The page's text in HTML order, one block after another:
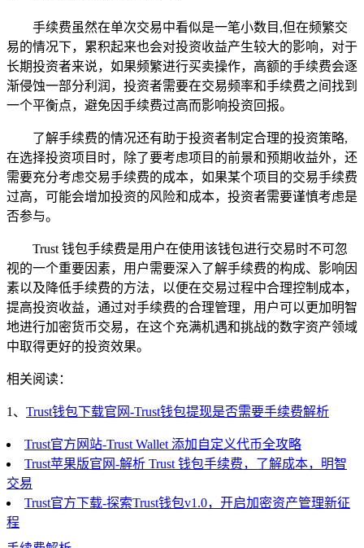
手续费虽然在单次交易中看似是一笔小数目,但在频繁交
易的情况下，累积起来也会对投资收益产生较大的影响，对于
长期投资者来说，如果频繁进行买卖操作，高额的手续费会逐
渐侵蚀一部分利润，投资者需要在交易频率和手续费之间找到
一个平衡点，避免因手续费过高而影响投资回报。
了解手续费的情况还有助于投资者制定合理的投资策略,
在选择投资项目时，除了要考虑项目的前景和预期收益外，还
需要充分考虑交易手续费的成本，如果某个项目的交易手续费
过高，可能会增加投资的风险和成本，投资者需要谨慎考虑是
否参与。
Trust 钱包手续费是用户在使用该钱包进行交易时不可忽
视的一个重要因素，用户需要深入了解手续费的构成、影响因
素以及降低手续费的方法，以便在交易过程中合理控制成本，
提高投资收益，通过对手续费的合理管理，用户可以更加明智
地进行加密货币交易，在这个充满机遇和挑战的数字资产领域
中取得更好的投资效果。
相关阅读：
1、 Trust钱包下载官网-Trust钱包提现是否需要手续费解析
Trust官方网站-Trust Wallet 添加自定义代币全攻略
Trust苹果版官网-解析 Trust 钱包手续费，了解成本，明智
交易
Trust官方下载-探索Trust钱包v1.0，开启加密资产管理新征
程